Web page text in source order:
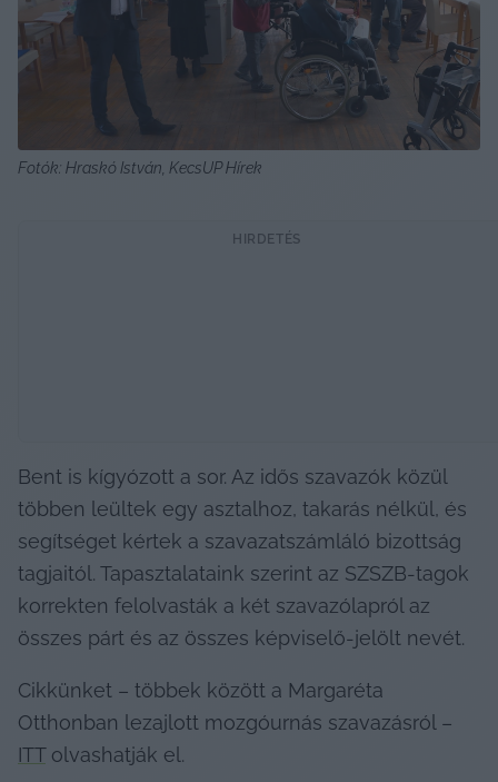
Fotók: Hraskó István, KecsUP Hírek
HIRDETÉS
Bent is kígyózott a sor. Az idős szavazók közül
többen leültek egy asztalhoz, takarás nélkül, és
segítséget kértek a szavazatszámláló bizottság
tagjaitól. Tapasztalataink szerint az SZSZB-tagok
korrekten felolvasták a két szavazólapról az
összes párt és az összes képviselő-jelölt nevét.
Cikkünket – többek között a Margaréta
ITT olvashatják el.